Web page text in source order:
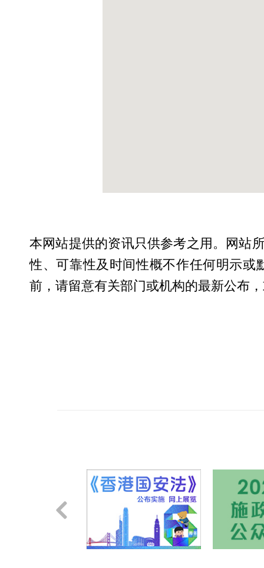
本网站提供的资讯只供参考之用。网站
性、可靠性及时间性概不作任何明示或
前，请留意有关部门或机构的最新公布